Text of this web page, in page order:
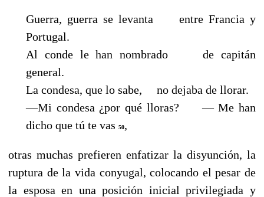
Guerra, guerra se levantaentre Francia y
Portugal.
Al conde le han nombrado de capitán
general.
La condesa, que lo sabe, no dejaba de llorar.
—Mi condesa ¿por qué lloras? — Me han
dicho que tú te vas 50,
otras muchas prefieren enfatizar la disyunción, la
ruptura de la vida conyugal, colocando el pesar de
la esposa en una posición inicial privilegiada y